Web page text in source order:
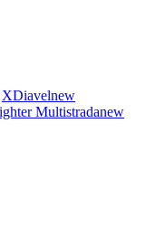
XDiavelnew
Multistradanew